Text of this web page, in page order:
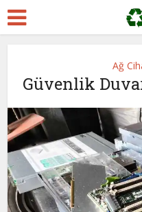
Ağ
Güvenlik